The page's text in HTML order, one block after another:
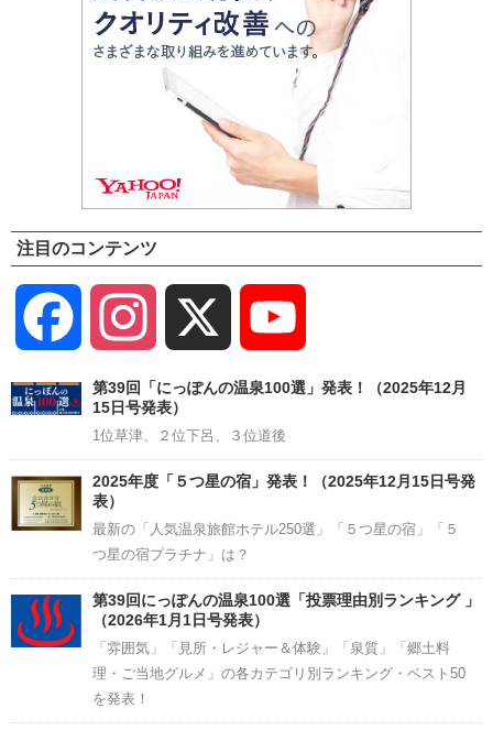
注目のコンテンツ
Facebook Instagram
Channel
第39回「にっぽんの温泉100選」発表！（2025年12月
15日号発表）
1位草津、２位下呂、３位道後
2025年度「５つ星の宿」発表！（2025年12月15日号発
表）
最新の「人気温泉旅館ホテル250選」「５つ星の宿」「５
つ星の宿プラチナ」は？
第39回にっぽんの温泉100選「投票理由別ランキング 」
（2026年1月1日号発表）
「雰囲気」「見所・レジャー＆体験」「泉質」「郷土料
理・ご当地グルメ」の各カテゴリ別ランキング・ベスト50
を発表！